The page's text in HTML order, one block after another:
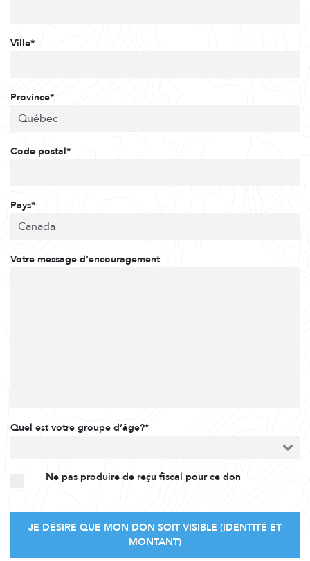
Ville*
Province*
Code postal*
Pays*
Votre message d’encouragement
Quel est votre groupe d’âge?*
Ne pas produire de reçu fiscal pour ce don
JE DÉSIRE QUE MON DON SOIT VISIBLE (IDENTITÉ ET
MONTANT)